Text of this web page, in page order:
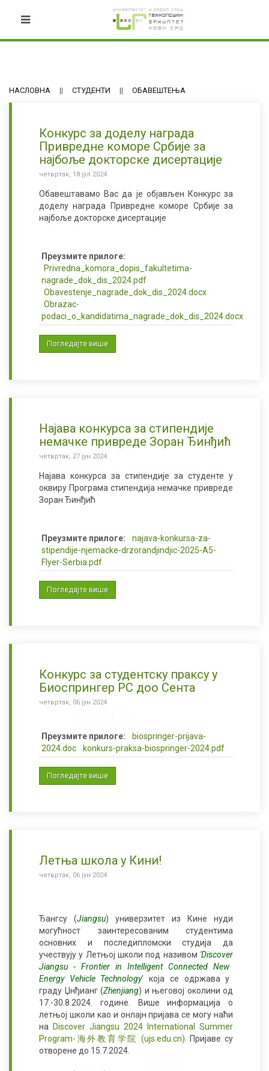
НАСЛОВНА СТУДЕНТИ ОБАВЕШТЕЊА
Конкурс за доделу награда
Привредне коморе Србије за
најбоље докторске дисертације
четвртак, 18 јул 2024
Обавештавамо Вас да је објављен Конкурс за
доделу награда Привредне коморе Србије за
најбоље докторске дисертације
Преузмите прилоге:
Privredna_komora_dopis_fakultetima-
nagrade_dok_dis_2024.pdf
Obavestenje_nagrade_dok_dis_2024.docx
Obrazac-
podaci_o_kandidatima_nagrade_dok_dis_2024.docx
Погледајте више
Најава конкурса за стипендије
немачке привреде Зоран Ђинђић
четвртак, 27 јун 2024
Најава конкурса за стипендије за студенте у
оквиру Програма стипендија немачке привреде
Зоран Ђинђић
Преузмите прилоге:
najava-konkursa-za-
stipendije-njemacke-drzorandjindjic-2025-A5-
Flyer-Serbia.pdf
Погледајте више
Конкурс за студентску праксу у
Биоспрингер РС доо Сента
четвртак, 06 јун 2024
Преузмите прилоге:
biospringer-prijava-
2024.doc
konkurs-praksa-biospringer-2024.pdf
Погледајте више
Летња школа у Кини!
четвртак, 06 јун 2024
Ђангсу (Jiangsu) универзитет из Кине нуди
могућност заинтересованим студентима
основних и последипломски студија да
учествују у Летњој школи под називом 'Discover
Jiangsu - Frontier in IntelligentConnected New
EnergyVehicleTechnology' која се одржава у
граду Џнђианг (Zhenjiang) и његовој околини од
17.-30.8.2024. године. Више информација о
летњој школи као и онлајн пријава се могу наћи
на
Discover Jiangsu 2024 International Summer
Program-海外教育学院 (ujs.edu.cn)
Пријаве су
отворене до 15.7.2024.